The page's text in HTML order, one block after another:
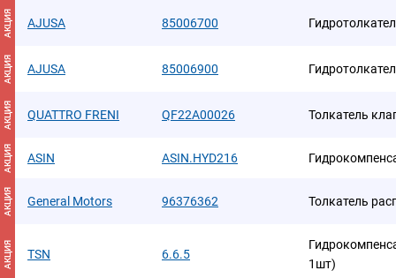
АКЦИЯ AJUSA 85006700
АКЦИЯ AJUSA 85006900
АКЦИЯ QUATTRO FRENI QF22A00026 Толкатель
АКЦИЯ ASIN ASIN.HYD216
АКЦИЯ General Motors 96376362 Толкатель
АКЦИЯ TSN 6.6.5
1шт)